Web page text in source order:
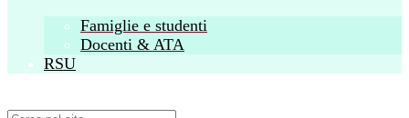
Famiglie e studenti
Docenti & ATA
RSU